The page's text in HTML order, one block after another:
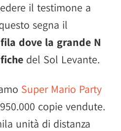
il testimone a
segna il
dove la grande N
del Sol Levante.
Super Mario Party
copie vendute.
unità di distanza